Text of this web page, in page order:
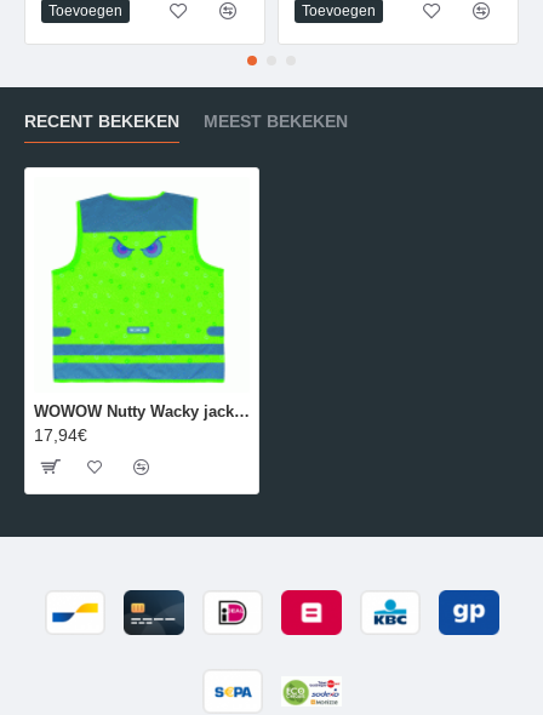
Toevoegen Toevoegen
RECENT BEKEKEN MEEST BEKEKEN
WOWOW Nutty Wacky jacket - Design Fluo hesje - kind
17,94€